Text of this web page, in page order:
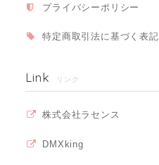
プライバシーポリシー
特定商取引法に基づく表記
Link リンク
株式会社ラセンス
DMXking